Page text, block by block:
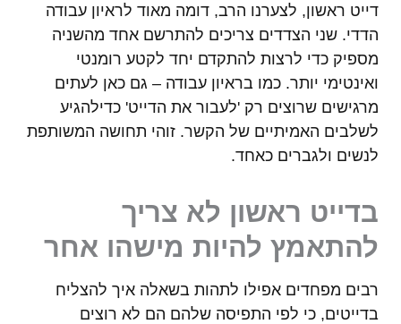
דייט ראשון, לצערנו הרב, דומה מאוד לראיון עבודה
הדדי. שני הצדדים צריכים להתרשם אחד מהשניה
מספיק כדי לרצות להתקדם יחד לקטע רומנטי
ואינטימי יותר. כמו בראיון עבודה – גם כאן לעתים
מרגישים שרוצים רק 'לעבור את הדייט' כדילהגיע
לשלבים האמיתיים של הקשר. זוהי תחושה המשותפת
לנשים ולגברים כאחד.
בדייט ראשון לא צריך
להתאמץ להיות מישהו אחר
רבים מפחדים אפילו לתהות בשאלה איך להצליח
בדייטים, כי לפי התפיסה שלהם הם לא רוצים